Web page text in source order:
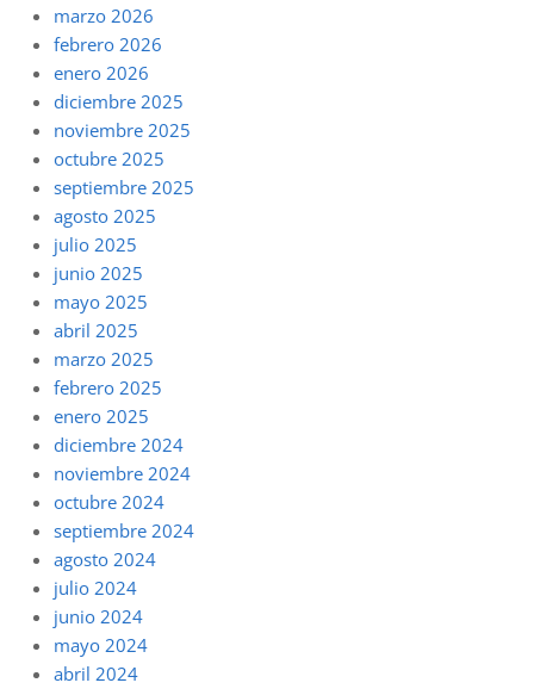
marzo 2026
febrero 2026
enero 2026
diciembre 2025
noviembre 2025
octubre 2025
septiembre 2025
agosto 2025
julio 2025
junio 2025
mayo 2025
abril 2025
marzo 2025
febrero 2025
enero 2025
diciembre 2024
noviembre 2024
octubre 2024
septiembre 2024
agosto 2024
julio 2024
junio 2024
mayo 2024
abril 2024